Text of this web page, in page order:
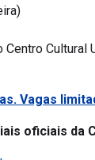
Centro Cultural
Vagas
oficiais da